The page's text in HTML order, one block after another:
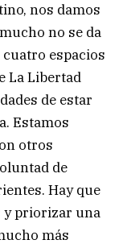
nos damos
no se da
espacios
La Libertad
de estar
Estamos
otros
de
Hay que
y priorizar una
más